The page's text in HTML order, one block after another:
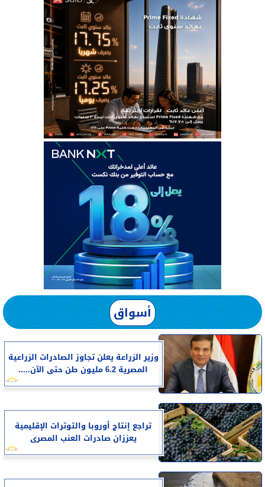
أسواق
وزير الزراعة يعلن تجاوز الصادرات الزراعية
المصرية 6.2 مليون طن حتى الآن.....
تراجع إنتاج أوروبا والتوترات الإقليمية
يعززان صادرات العنب المصرى